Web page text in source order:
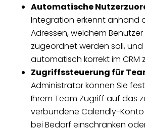
Automatische
Integration erkennt anhand
Adressen, welchem Benutzer
zugeordnet werden soll,
automatisch korrekt im CRM
Zugriffssteuerung für
Administrator können Sie
Ihrem Team Zugriff auf das
verbundene Calendly-
bei Bedarf einschränken